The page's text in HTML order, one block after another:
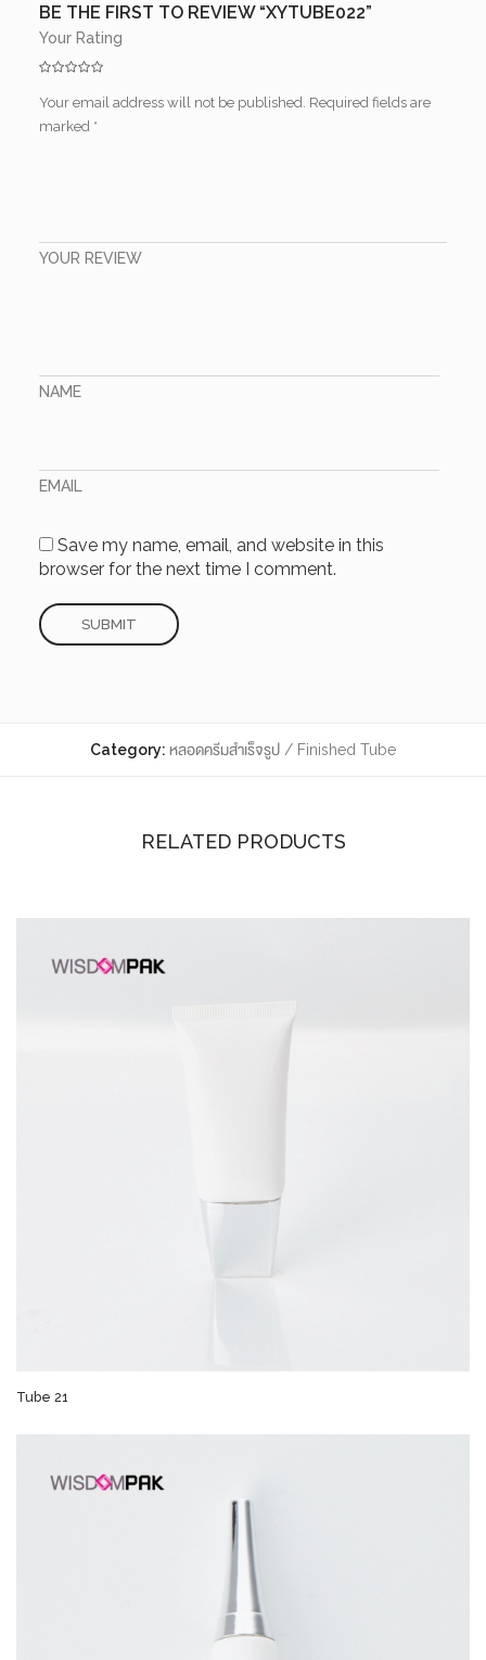
BE THE FIRST TO REVIEW “XYTUBE022”
Your email address will not be published. Required fields are
marked *
Your Rating
YOUR REVIEW
NAME
EMAIL
Save my name, email, and website in this
browser for the next time I comment.
Category: หลอดครีมสำเร็จรูป / Finished Tube
RELATED PRODUCTS
Tube 21